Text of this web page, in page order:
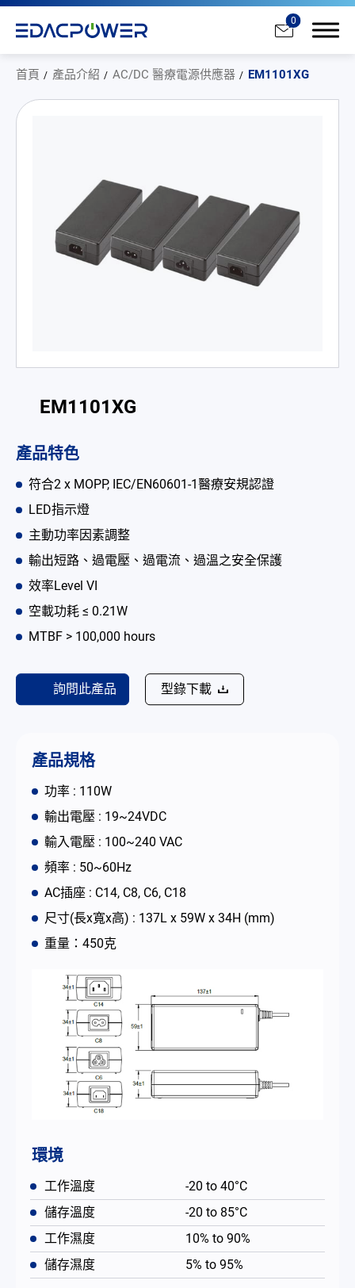
0
首頁 產品介紹 AC/DC 醫療電源供應器 EM1101XG
EM1101XG
產品特色
符合2 x MOPP, IEC/EN60601-1醫療安規認證
LED指示燈
主動功率因素調整
輸出短路、過電壓、過電流、過溫之安全保護
效率Level VI
空載功耗 ≤ 0.21W
MTBF > 100,000 hours
詢問此產品 型錄下載
產品規格
功率 : 110W
輸出電壓 : 19~24VDC
輸入電壓 : 100~240 VAC
頻率 : 50~60Hz
AC插座 : C14, C8, C6, C18
尺寸(長x寬x高) : 137L x 59W x 34H (mm)
重量：450克
環境
工作溫度
-20 to 40°C
儲存溫度
-20 to 85°C
工作濕度
10% to 90%
儲存濕度
5% to 95%
AC/DC 電源適配器
AC/DC 醫療電源供應器
電池適配充電器
開放式電源供應器
LED 電源供應器
解决方案
為何選擇翌勝
最新消息
公司簡介
聯絡我們
简体中文